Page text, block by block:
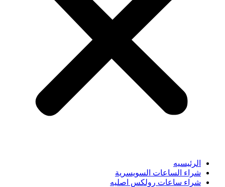
الرئيسيه
شراء الساعات السويسرية
شراء ساعات رولكس اصليه